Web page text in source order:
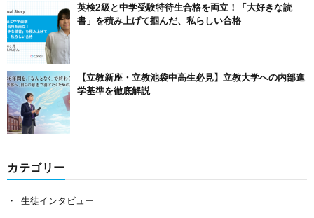
英検2級と中学受験特待生合格を両立！「大好きな読
書」を積み上げて掴んだ、私らしい合格
【立教新座・立教池袋中高生必見】立教大学への内部進
学基準を徹底解説
カテゴリー
生徒インタビュー